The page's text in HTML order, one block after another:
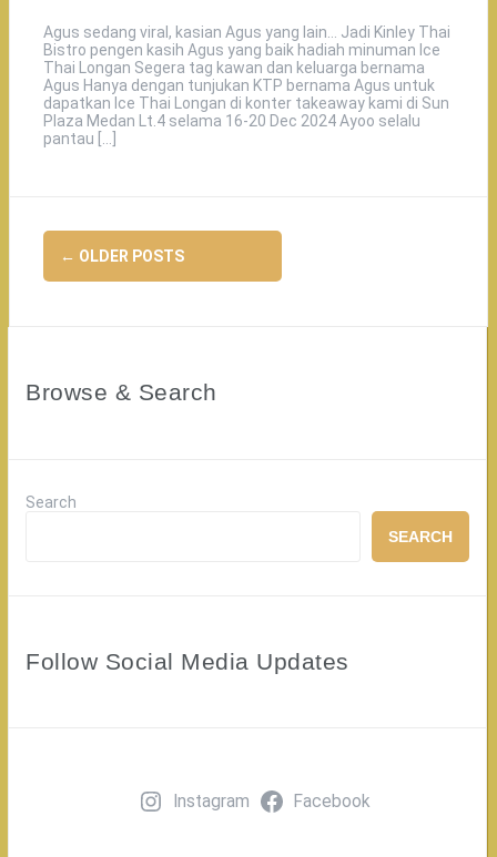
Agus sedang viral, kasian Agus yang lain… Jadi Kinley Thai
Bistro pengen kasih Agus yang baik hadiah minuman Ice
Thai Longan Segera tag kawan dan keluarga bernama
Agus Hanya dengan tunjukan KTP bernama Agus untuk
dapatkan Ice Thai Longan di konter takeaway kami di Sun
Plaza Medan Lt.4 selama 16-20 Dec 2024 Ayoo selalu
pantau […]
Posts
navigation
← OLDER POSTS
Browse & Search
Search
SEARCH
Follow Social Media Updates
Instagram Facebook